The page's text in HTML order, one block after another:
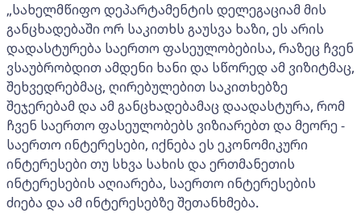
„სახელმწიფო დეპარტამენტის დელეგაციამ მის
განცხადებაში ორ საკითხს გაუსვა ხაზი, ეს არის
დადასტურება საერთო ფასეულობებისა, რაზეც ჩვენ
ვსაუბრობდით ამდენი ხანი და სწორედ ამ ვიზიტმაც,
შეხვედრებმაც, ღირებულებით საკითხებზე
შეჯერებამ და ამ განცხადებამაც დაადასტურა, რომ
ჩვენ საერთო ფასეულობებს ვიზიარებთ და მეორე -
საერთო ინტერესები, იქნება ეს ეკონომიკური
ინტერესები თუ სხვა სახის და ერთმანეთის
ინტერესების აღიარება, საერთო ინტერესების
ძიება და ამ ინტერესებზე შეთანხმება.